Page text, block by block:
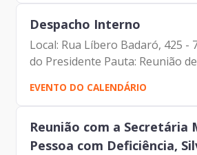
Tomiatto - Assessor da...
Despacho Interno
Local: Rua Líbero Badaró, 425 -
do Presidente Pauta: Reunião
Participantes: - Francisco
Prodam-SP - André Tomiatto -
Presidência...
EVENTO DO CALENDÁRIO
Reunião com a Secretária
Pessoa com Deficiência,